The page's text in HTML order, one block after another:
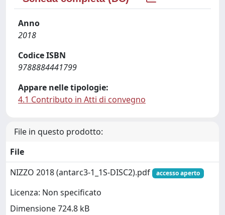
Anno
2018
Codice ISBN
9788884441799
Appare nelle tipologie:
4.1 Contributo in Atti di convegno
File in questo prodotto:
File
NIZZO 2018 (antarc3-1_1S-DISC2).pdf
accesso aperto
Licenza: Non specificato
Dimensione 724.8 kB